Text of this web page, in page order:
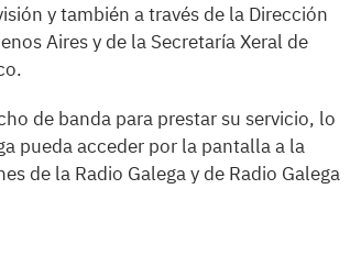
y también a través de la Dirección
Aires y de la Secretaría Xeral de
de banda para prestar su servicio, lo
pueda acceder por la pantalla a la
de la Radio Galega y de Radio Galega